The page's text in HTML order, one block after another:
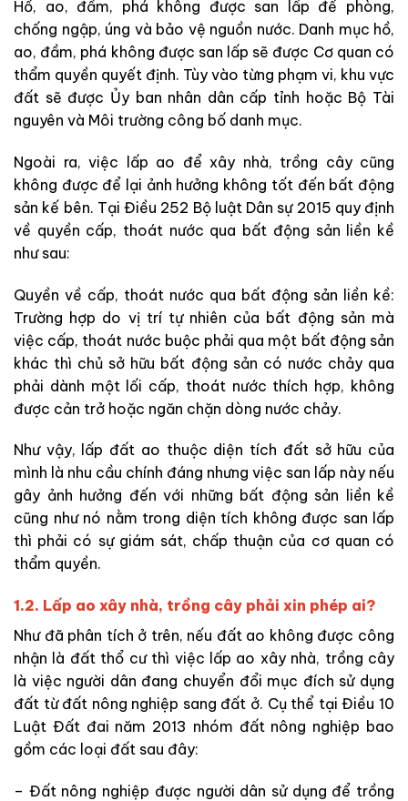
Hồ, ao, đầm, phá không được san lấp để phòng,
chống ngập, úng và bảo vệ nguồn nước. Danh mục hồ,
ao, đầm, phá không được san lấp sẽ được Cơ quan có
thẩm quyền quyết định. Tùy vào từng phạm vi, khu vực
đất sẽ được Ủy ban nhân dân cấp tỉnh hoặc Bộ Tài
nguyên và Môi trường công bố danh mục.
Ngoài ra, việc lấp ao để xây nhà, trồng cây cũng
không được để lại ảnh hưởng không tốt đến bất động
sản kế bên. Tại Điều 252 Bộ luật Dân sự 2015 quy định
về quyền cấp, thoát nước qua bất động sản liền kề
như sau:
Quyền về cấp, thoát nước qua bất động sản liền kề:
Trường hợp do vị trí tự nhiên của bất động sản mà
việc cấp, thoát nước buộc phải qua một bất động sản
khác thì chủ sở hữu bất động sản có nước chảy qua
phải dành một lối cấp, thoát nước thích hợp, không
được cản trở hoặc ngăn chặn dòng nước chảy.
Như vậy, lấp đất ao thuộc diện tích đất sở hữu của
mình là nhu cầu chính đáng nhưng việc san lấp này nếu
gây ảnh hưởng đến với những bất động sản liền kề
cũng như nó nằm trong diện tích không được san lấp
thì phải có sự giám sát, chấp thuận của cơ quan có
thẩm quyền.
1.2. Lấp ao xây nhà, trồng cây phải xin phép ai?
Như đã phân tích ở trên, nếu đất ao không được công
nhận là đất thổ cư thì việc lấp ao xây nhà, trồng cây
là việc người dân đang chuyển đổi mục đích sử dụng
đất từ đất nông nghiệp sang đất ở. Cụ thể tại Điều 10
Luật Đất đai năm 2013 nhóm đất nông nghiệp bao
gồm các loại đất sau đây:
– Đất nông nghiệp được người dân sử dụng để trồng